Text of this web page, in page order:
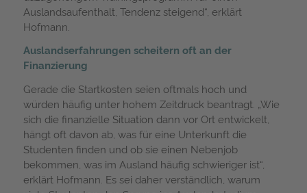
Auslandsaufenthalt, Tendenz steigend“, erklärt
Hofmann.
Auslandserfahrungen scheitern oft an der
Finanzierung
Gerade die Startkosten seien oftmals hoch und
würden häufig unter hohem Zeitdruck beantragt. „Wie
sich die finanzielle Situation dann vor Ort entwickelt,
hängt oft davon ab, was für eine Unterkunft die
Studenten finden und ob sie einen Nebenjob
bekommen, was im Ausland häufig schwieriger ist“,
erklärt Hofmann. Es sei daher verständlich, warum